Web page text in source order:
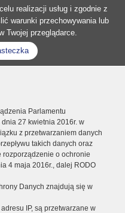
realizacji usług i zgodnie z
warunki przechowywania lub
Twojej przeglądarce.
Parlamentu
27 kwietnia 2016r. w
z przetwarzaniem danych
takich danych oraz
rozporządzenie o ochronie
4 maja 2016r., dalej RODO
Danych znajdują się w
IP, są przetwarzane w